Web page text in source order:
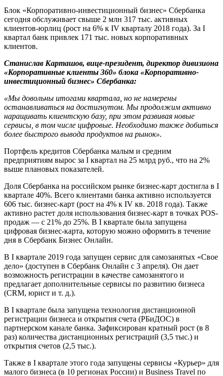
Блок «Корпоративно-инвестиционный бизнес» Сбербанка
сегодня обслуживает свыше 2 млн 317 тыс. активных
клиентов-юрлиц (рост на 6% к IV кварталу 2018 года). За I
квартал банк привлек 171 тыс. новых корпоративных
клиентов.
Станислав Карташов, вице-президент, директор дивизиона
«Корпоративные клиенты 360» блока «Корпоративно-
инвестиционный бизнес» Сбербанка:
«Мы довольны итогами квартала, но не намерены
останавливаться на достигнутом. Мы продолжим активно
наращивать клиентскую базу, при этом развивая новые
сервисы, в том числе цифровые. Необходимо также добиться
более быстрого вывода продуктов на рынок».
Портфель кредитов Сбербанка малым и средним
предприятиям вырос за I квартал на 25 млрд руб., что на 2%
выше плановых показателей.
Доля Сбербанка на российском рынке бизнес-карт достигла в I
квартале 40%. Всего клиентами банка активно используется
606 тыс. бизнес-карт (рост на 4% к IV кв. 2018 года). Также
активно растет доля использования бизнес-карт в точках POS-
продаж — c 21% до 25%. В I квартале была запущена
цифровая бизнес-карта, которую можно оформить в течение
дня в Сбербанк Бизнес Онлайн.
В I квартале 2019 года запущен сервис для самозанятых «Свое
дело» (доступен в Сбербанк Онлайн с 3 апреля). Он дает
возможность регистрации в качестве самозанятого и
предлагает дополнительные сервисы по развитию бизнеса
(CRM, юрист и т. д.).
В I квартале была запущена технология дистанционной
регистрации бизнеса и открытия счета (РБиДОС) в
партнерском канале банка. Зафиксирован кратный рост (в 8
раз) количества дистанционных регистраций (3,5 тыс.) и
открытия счетов (2,5 тыс.).
Также в I квартале этого года запущены сервисы «Курьер» для
малого бизнеса (в 10 регионах России) и Business Travel по